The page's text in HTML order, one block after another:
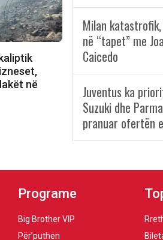
në
Milan
në “tapet” me
Caicedo
Juventus ka
Suzuki dhe
pranuar ofertën
Programe
Big Brother VIP
Për’puthen